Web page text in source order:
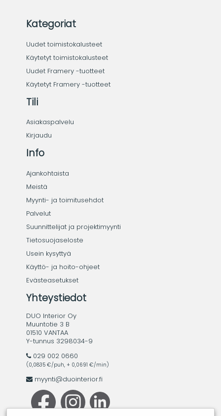
Kategoriat
Uudet toimistokalusteet
Käytetyt toimistokalusteet
Uudet Framery -tuotteet
Käytetyt Framery -tuotteet
Tili
Asiakaspalvelu
Kirjaudu
Info
Ajankohtaista
Meistä
Myynti- ja toimitusehdot
Palvelut
Suunnittelijat ja projektimyynti
Tietosuojaseloste
Usein kysyttyä
Käyttö- ja hoito-ohjeet
Evästeasetukset
Yhteystiedot
DUO Interior Oy
Muuntotie 3 B
01510 VANTAA
Y-tunnus 3298034-9
029 002 0660
(0,0835 €/puh, + 0,0691 €/min)
myynti@duointerior.fi